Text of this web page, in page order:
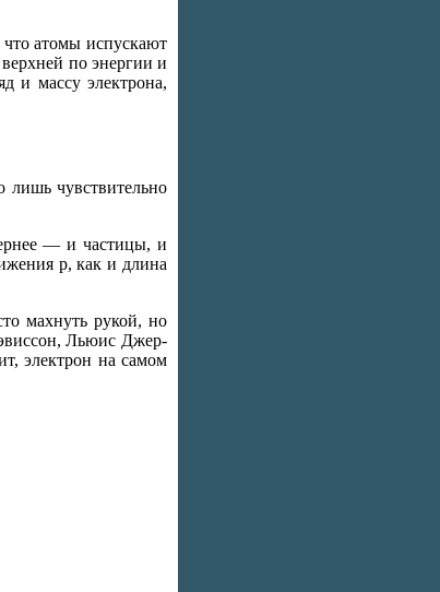
атомы испускают
по энергии и
и массу электрона,
лишь чувствительно
— и частицы, и
р, как и длина
махнуть рукой, но
Льюис Джер-
электрон на самом